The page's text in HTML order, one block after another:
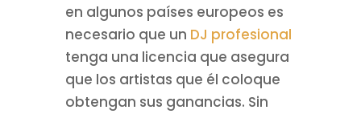
en algunos países europeos es
necesario que un DJ profesional
tenga una licencia que asegura
que los artistas que él coloque
obtengan sus ganancias. Sin